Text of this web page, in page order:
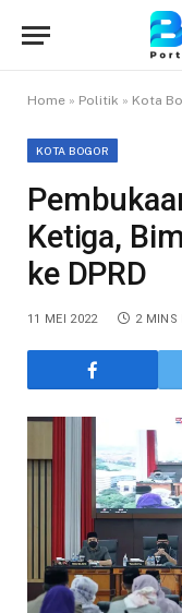
Home » Politik » Kota
KOTA BOGOR
Ketiga,
ke DPRD
11 MEI 2022 2 MINS